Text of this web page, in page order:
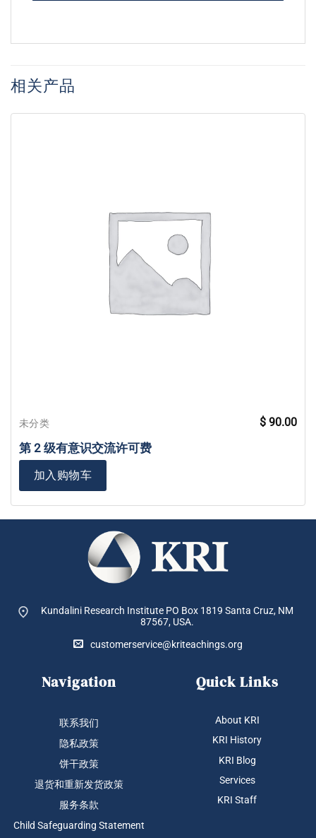
相关产品
未分类
第 2 级有意识交流许可费
$ 90.00
加入购物车
Kundalini Research Institute PO Box 1819 Santa Cruz, NM
87567, USA.
customerservice@kriteachings.org
Navigation
联系我们
隐私政策
饼干政策
退货和重新发货政策
服务条款
Child Safeguarding Statement
Quick Links
About KRI
KRI History
KRI Blog
Services
KRI Staff